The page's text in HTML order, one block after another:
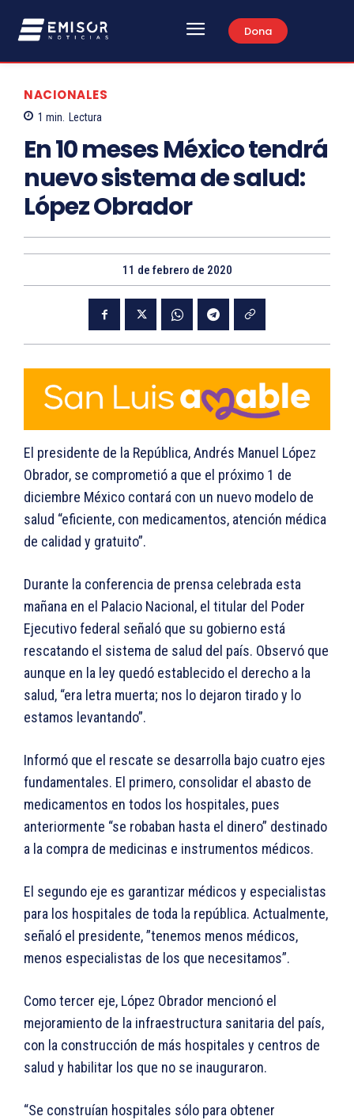
Dona
NACIONALES
1 min. Lectura
En 10 meses México tendrá
nuevo sistema de salud:
López Obrador
11 de febrero de 2020
El presidente de la República, Andrés Manuel López
Obrador, se comprometió a que el próximo 1 de
diciembre México contará con un nuevo modelo de
salud “eficiente, con medicamentos, atención médica
de calidad y gratuito”.
Durante la conferencia de prensa celebrada esta
mañana en el Palacio Nacional, el titular del Poder
Ejecutivo federal señaló que su gobierno está
rescatando el sistema de salud del país. Observó que
aunque en la ley quedó establecido el derecho a la
salud, “era letra muerta; nos lo dejaron tirado y lo
estamos levantando”.
Informó que el rescate se desarrolla bajo cuatro ejes
fundamentales. El primero, consolidar el abasto de
medicamentos en todos los hospitales, pues
anteriormente “se robaban hasta el dinero” destinado
a la compra de medicinas e instrumentos médicos.
El segundo eje es garantizar médicos y especialistas
para los hospitales de toda la república. Actualmente,
señaló el presidente, ”tenemos menos médicos,
menos especialistas de los que necesitamos”.
Como tercer eje, López Obrador mencionó el
mejoramiento de la infraestructura sanitaria del país,
con la construcción de más hospitales y centros de
salud y habilitar los que no se inauguraron.
“Se construían hospitales sólo para obtener